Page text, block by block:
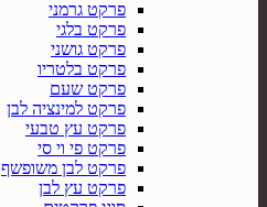
פרקט גרמני
פרקט בלגי
פרקט גושני
פרקט בלטריו
פרקט שעם
פרקט למינציה לבן
פרקט עץ טבעי
פרקט פי וי סי
פרקט לבן משופשף
פרקט עץ לבן